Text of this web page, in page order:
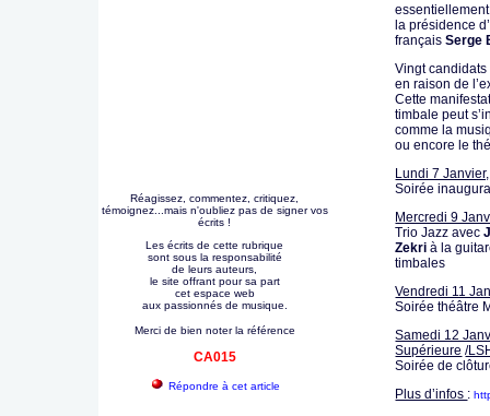
Réagissez, commentez, critiquez,
témoignez...mais n'oubliez pas de signer vos
écrits !
Les écrits de cette rubrique
sont sous la responsabilité
de leurs auteurs,
le site offrant pour sa part
cet espace web
aux passionnés de musique.
Merci de bien noter la référence
CA015
Répondre à cet article
la présidence
françaisSerge
Vingt
en raison de
Cette
timbale peut
comme la
ou encore le
Lundi 7
Soirée
Mercredi 9
Trio Jazz avec
Zekri à la
timbales
Vendredi 11
Soirée théâtre
Samedi 12
Supérieure /
Soirée de
Plus d’infos :